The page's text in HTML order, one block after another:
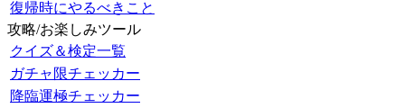
復帰時にやるべきこと
攻略/お楽しみツール
クイズ＆検定一覧
ガチャ限チェッカー
降臨運極チェッカー